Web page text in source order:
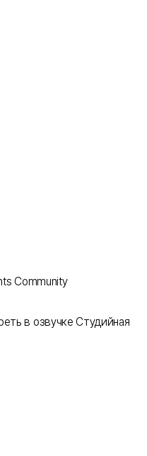
Community
в озвучке Студийная